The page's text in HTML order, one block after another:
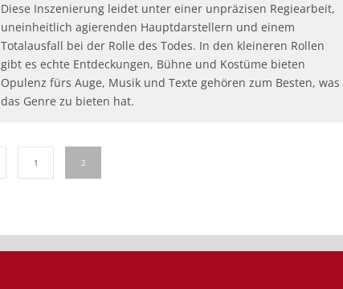
Diese Inszenierung leidet unter einer unpräzisen Regiearbeit,
uneinheitlich agierenden Hauptdarstellern und einem
Totalausfall bei der Rolle des Todes. In den kleineren Rollen
gibt es echte Entdeckungen, Bühne und Kostüme bieten
Opulenz fürs Auge, Musik und Texte gehören zum Besten, was
das Genre zu bieten hat.
1 2